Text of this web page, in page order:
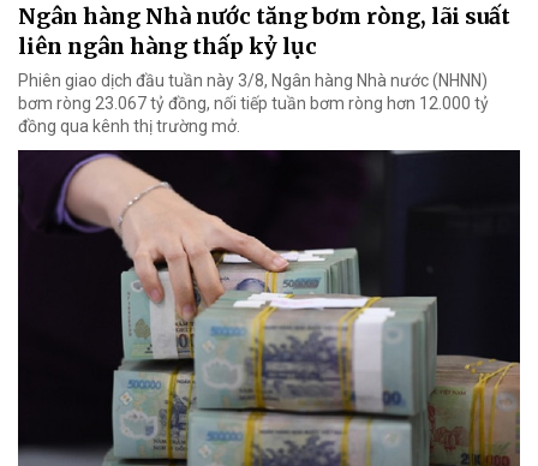
Ngân hàng Nhà nước tăng bơm ròng, lãi suất
liên ngân hàng thấp kỷ lục
Phiên giao dịch đầu tuần này 3/8, Ngân hàng Nhà nước (NHNN)
bơm ròng 23.067 tỷ đồng, nối tiếp tuần bơm ròng hơn 12.000 tỷ
đồng qua kênh thị trường mở.